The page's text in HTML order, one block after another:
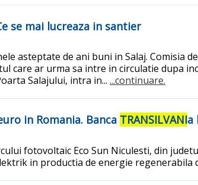
se mai lucreaza in santier
asteptate de ani buni in Salaj. Comisia
care ar urma sa intre in circulatie dupa
Salajului, intra in... ...continuare.
in Romania. Banca TRANSILVANIa
fotovoltaic Eco Sun Niculesti, din
in productia de energie regenerabila